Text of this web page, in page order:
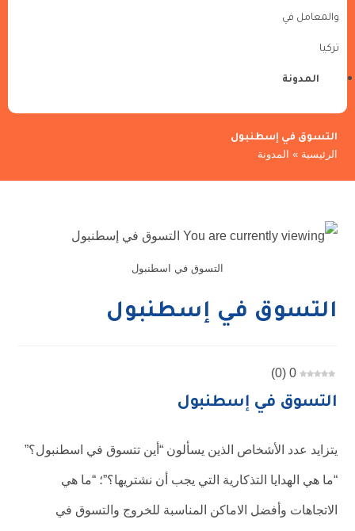
والمعامل في
تركيا
المدونة
التسوق في إسطنبول
الرئيسية » المدونة
التسوق في اسطنبول
التسوق في إسطنبول
0
(
0
)
التسوق في إسطنبول
يتزايد عدد الأشخاص الذين يسألون “أين تتسوق في اسطنبول؟”
“ما هي الهدايا التذكارية التي يجب أن نشتريها؟”؛ “ما هي
الاتجاهات وأفضل الاماكن المناسبة للخروج والتسوق في